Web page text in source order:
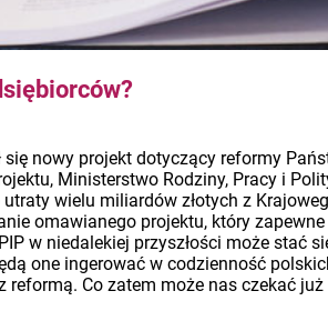
nowy projekt dotyczący reformy
Ministerstwo Rodziny, Pracy i
wielu miliardów złotych z
omawianego projektu, który
w niedalekiej przyszłości może stać
one ingerować w codzienność
Co zatem może nas czekać już